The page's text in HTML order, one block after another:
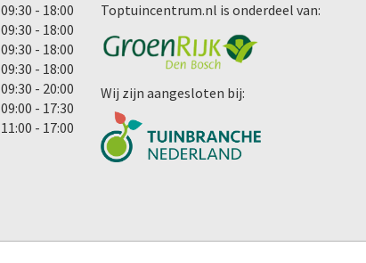
09:30 - 18:00
09:30 - 18:00
09:30 - 18:00
09:30 - 18:00
09:30 - 20:00
09:00 - 17:30
11:00 - 17:00
Toptuincentrum.nl is onderdeel van:
Wij zijn aangesloten bij: